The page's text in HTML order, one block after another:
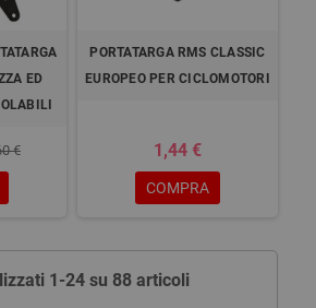
ED
€
PORTATARGA RMS CLASSIC
EUROPEO PER CICLOMOTORI
1,44 €
COMPRA
1-24 su 88 articoli